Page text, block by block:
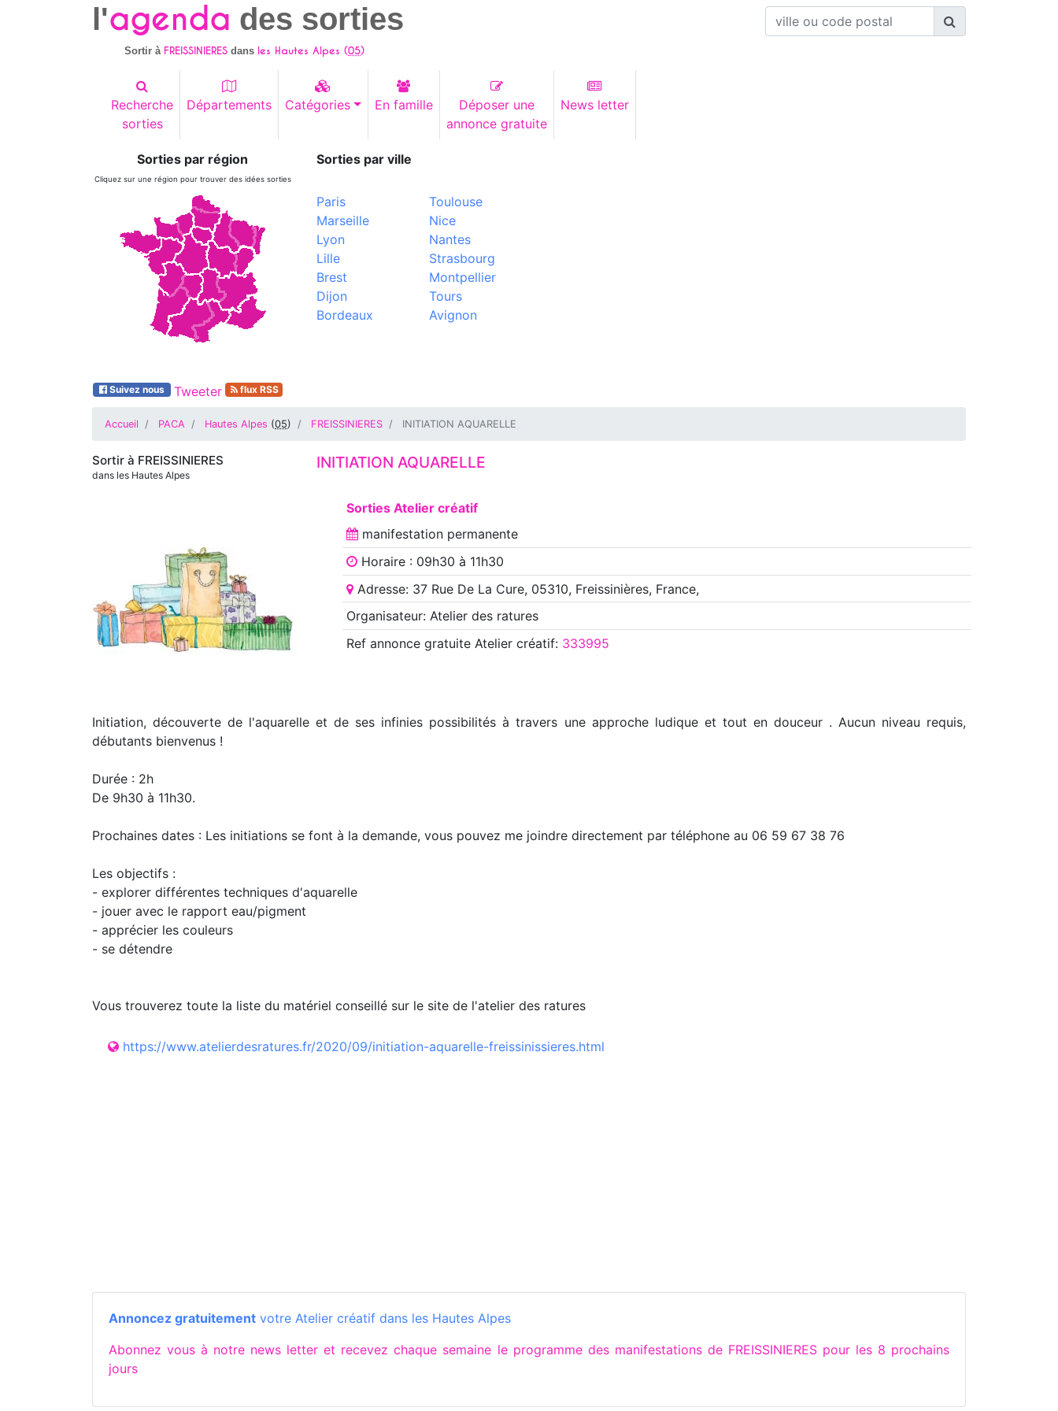
l'agenda des sorties
Sortir à FREISSINIERES dans les Hautes Alpes (05)
Recherche
sorties
Départements Catégories En famille
Déposer une
annonce gratuite
News letter
Sorties par région
Cliquez sur une région pour trouver des idées sorties
Sorties par ville
Paris
Marseille
Lyon
Lille
Brest
Dijon
Bordeaux
Toulouse
Nice
Nantes
Strasbourg
Montpellier
Tours
Avignon
Suivez nous Tweeter flux RSS
Accueil PACA Hautes Alpes (05) FREISSINIERES INITIATION AQUARELLE
Sortir à FREISSINIERES
dans les Hautes Alpes
INITIATION AQUARELLE
Sorties Atelier créatif
manifestation permanente
Horaire : 09h30 à 11h30
Adresse: 37 Rue De La Cure, 05310, Freissinières, France,
Organisateur: Atelier des ratures
Ref annoncegratuite Atelier créatif: 333995
Initiation, découverte de l'aquarelle et de ses infinies possibilités à travers une approche ludique et tout en douceur . Aucun niveau requis,
débutants bienvenus !
Durée : 2h
De 9h30 à 11h30.
Prochaines dates : Les initiations se font à la demande, vous pouvez me joindre directement par téléphone au 06 59 67 38 76
Les objectifs :
- explorer différentes techniques d'aquarelle
- jouer avec le rapport eau/pigment
- apprécier les couleurs
- se détendre
Vous trouverez toute la liste du matériel conseillé sur le site de l'atelier des ratures
https://www.atelierdesratures.fr/2020/09/initiation-aquarelle-freissinissieres.html
Annoncez gratuitement votre Atelier créatif dans les Hautes Alpes
Abonnez vous à notre news letter et recevez chaque semaine le programme des manifestations de FREISSINIERES pour les 8 prochains
jours